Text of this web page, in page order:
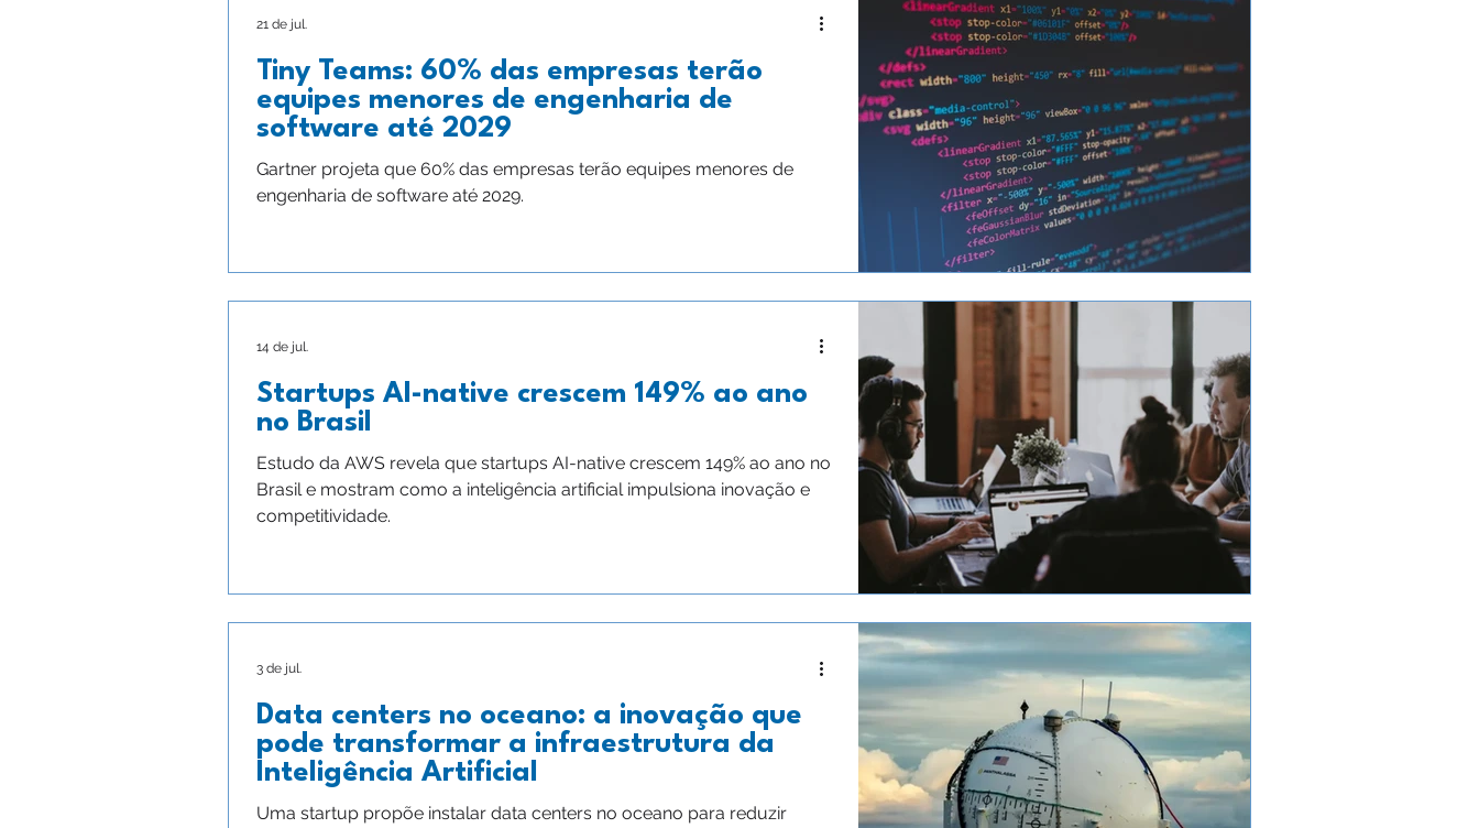
Tiny Teams: 60% das empresas terão
equipes menores de engenharia de
software até 2029
Gartner projeta que 60% das empresas terão equipes menores de
engenharia de software até 2029.
21 de jul.
Startups AI-native crescem 149% ao ano
no Brasil
Estudo da AWS revela que startups AI-native crescem 149% ao ano no
Brasil e mostram como a inteligência artificial impulsiona inovação e
competitividade.
14 de jul.
Data centers no oceano: a inovação que
pode transformar a infraestrutura da
Inteligência Artificial
Uma startup propõe instalar data centers no oceano para reduzir
3 de jul.